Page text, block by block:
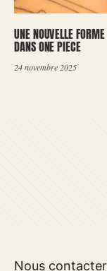
UNE NOUVELLE
DANS ONE PIECE
24 novembre 2025
Nous contacter